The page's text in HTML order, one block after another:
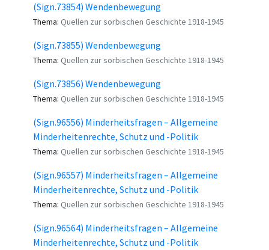
(Sign.73854) Wendenbewegung
Thema: Quellen zur sorbischen Geschichte 1918-1945
(Sign.73855) Wendenbewegung
Thema: Quellen zur sorbischen Geschichte 1918-1945
(Sign.73856) Wendenbewegung
Thema: Quellen zur sorbischen Geschichte 1918-1945
(Sign.96556) Minderheitsfragen – Allgemeine
Minderheitenrechte, Schutz und -Politik
Thema: Quellen zur sorbischen Geschichte 1918-1945
(Sign.96557) Minderheitsfragen – Allgemeine
Minderheitenrechte, Schutz und -Politik
Thema: Quellen zur sorbischen Geschichte 1918-1945
(Sign.96564) Minderheitsfragen – Allgemeine
Minderheitenrechte, Schutz und -Politik